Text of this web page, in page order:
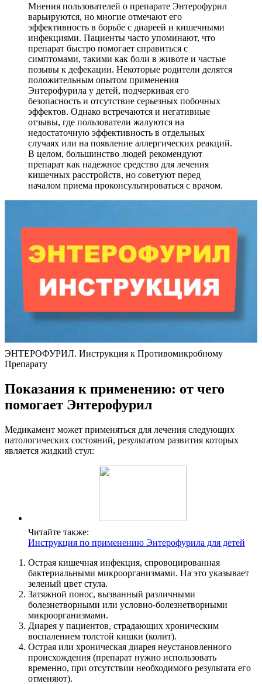
Мнения пользователей о препарате Энтерофурил
варьируются, но многие отмечают его
эффективность в борьбе с диареей и кишечными
инфекциями. Пациенты часто упоминают, что
препарат быстро помогает справиться с
симптомами, такими как боли в животе и частые
позывы к дефекации. Некоторые родители делятся
положительным опытом применения
Энтерофурила у детей, подчеркивая его
безопасность и отсутствие серьезных побочных
эффектов. Однако встречаются и негативные
отзывы, где пользователи жалуются на
недостаточную эффективность в отдельных
случаях или на появление аллергических реакций.
В целом, большинство людей рекомендуют
препарат как надежное средство для лечения
кишечных расстройств, но советуют перед
началом приема проконсультироваться с врачом.
ЭНТЕРОФУРИЛ. Инструкция к Противомикробному
Препарату
Показания к применению: от чего
помогает Энтерофурил
Медикамент может применяться для лечения следующих
патологических состояний, результатом развития которых
является жидкий стул:
Читайте также:
Инструкция по применению Энтерофурила для детей
Острая кишечная инфекция, спровоцированная
бактериальными микроорганизмами. На это указывает
зеленый цвет стула.
Затяжной понос, вызванный различными
болезнетворными или условно-болезнетворными
микроорганизмами.
Диарея у пациентов, страдающих хроническим
воспалением толстой кишки (колит).
Острая или хроническая диарея неустановленного
происхождения (препарат нужно использовать
временно, при отсутствии необходимого результата его
отменяют).